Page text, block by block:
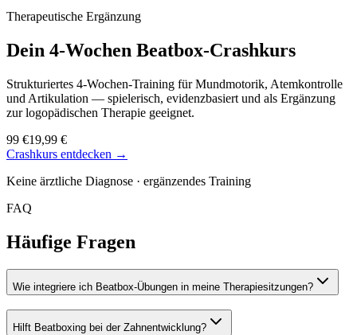
Therapeutische Ergänzung
Dein 4-Wochen Beatbox-Crashkurs
Strukturiertes 4-Wochen-Training für Mundmotorik, Atemkontrolle
und Artikulation — spielerisch, evidenzbasiert und als Ergänzung
zur logopädischen Therapie geeignet.
99 €19,99 €
Crashkurs entdecken →
Keine ärztliche Diagnose · ergänzendes Training
FAQ
Häufige Fragen
Wie integriere ich Beatbox-Übungen in meine Therapiesitzungen?
Hilft Beatboxing bei der Zahnentwicklung?